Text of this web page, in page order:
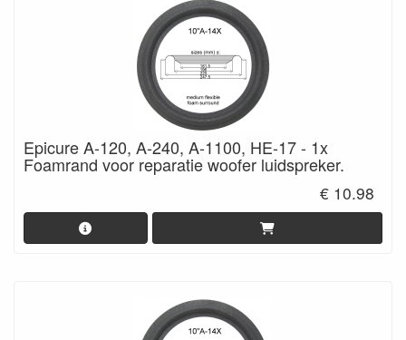
Epicure A-120, A-240, A-1100, HE-17 - 1x
Foamrand voor reparatie woofer luidspreker.
€ 10.98